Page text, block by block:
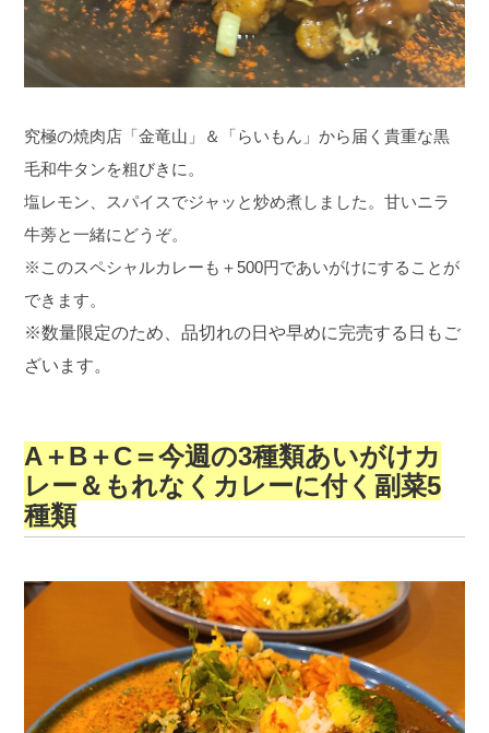
究極の焼肉店「金竜山」＆「らいもん」から届く貴重な黒
毛和牛タンを粗びきに。
塩レモン、スパイスでジャッと炒め煮しました。甘いニラ
牛蒡と一緒にどうぞ。
※このスペシャルカレーも＋500円であいがけにすることが
できます。
※数量限定のため、品切れの日や早めに完売する日もご
ざいます。
A＋B＋C＝今週の3種類あいがけカ
レー＆もれなくカレーに付く副菜5
種類